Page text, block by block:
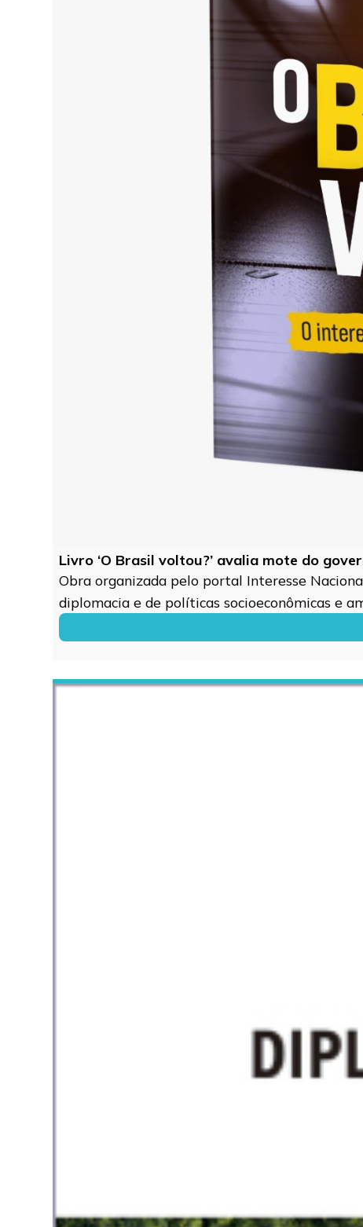
Livro ‘O Brasil voltou?’ avalia mote do
Obra organizada pelo portal Interesse
diplomacia e de políticas socioeconômicas e